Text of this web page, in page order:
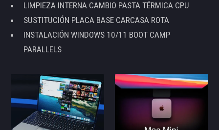
LIMPIEZA INTERNA CAMBIO PASTA TÉRMICA CPU
SUSTITUCIÓN PLACA BASE CARCASA ROTA
INSTALACIÓN WINDOWS 10/11 BOOT CAMP
PARALLELS